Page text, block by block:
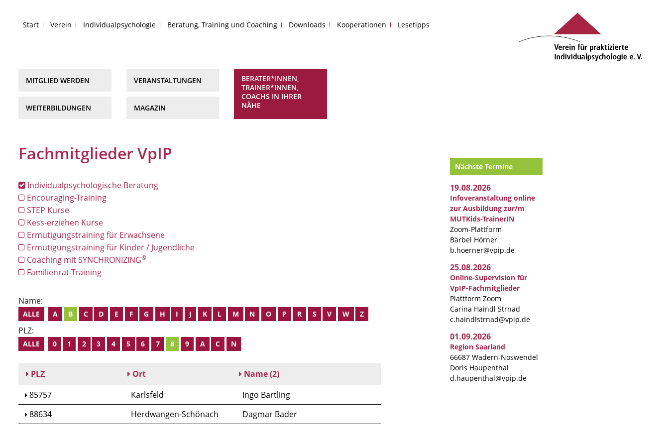
Start Verein Individualpsychologie Beratung, Training und Coaching Downloads Kooperationen Lesetipps
MITGLIED WERDEN
WEITERBILDUNGEN
VERANSTALTUNGEN
MAGAZIN
BERATER*INNEN,
TRAINER*INNEN,
COACHS IN IHRER
NÄHE
Fachmitglieder VpIP
Individualpsychologische Beratung
Encouraging-Training
STEP Kurse
Kess-erziehen Kurse
Ermutigungstraining für Erwachsene
Ermutigungstraining für Kinder / Jugendliche
Coaching mit SYNCHRONIZING®
Familienrat-Training
Name:
ALLE A B C D E F G H I J K L M N O P R S V W Z
PLZ:
ALLE 0 1 2 3 4 5 6 7 8 9 A C N
PLZ Ort Name(2)
85757
Karlsfeld
Ingo Bartling
88634
Herdwangen-Schönach Dagmar Bader
Nächste Termine
19.08.2026
Infoveranstaltung online
zur Ausbildung zur/m
MUTKids-TrainerIN
Zoom-Plattform
Bärbel Hörner
b.hoerner@vpip.de
25.08.2026
Online-Supervision für
VpIP-Fachmitglieder
Plattform Zoom
Carina Haindl Strnad
c.haindlstrnad@vpip.de
01.09.2026
Region Saarland
66687 Wadern-Noswendel
Doris Haupenthal
d.haupenthal@vpip.de